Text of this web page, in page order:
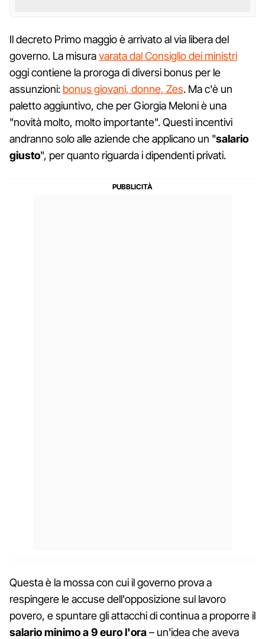
Il decreto Primo maggio è arrivato al via libera del
governo. La misuravarata dal Consiglio dei ministri
oggi contiene la proroga di diversi bonus per le
assunzioni: bonus giovani, donne, Zes. Ma c'è un
paletto aggiuntivo, che per Giorgia Meloni è una
"novità molto, molto importante". Questi incentivi
andranno solo alle aziende che applicano un "salario
giusto", per quanto riguarda i dipendenti privati.
Questa è la mossa con cui il governo prova a
respingere le accuse dell'opposizione sul lavoro
povero, e spuntare gli attacchi di continua a proporre il
salario minimo a 9 euro l'ora– un'idea che aveva